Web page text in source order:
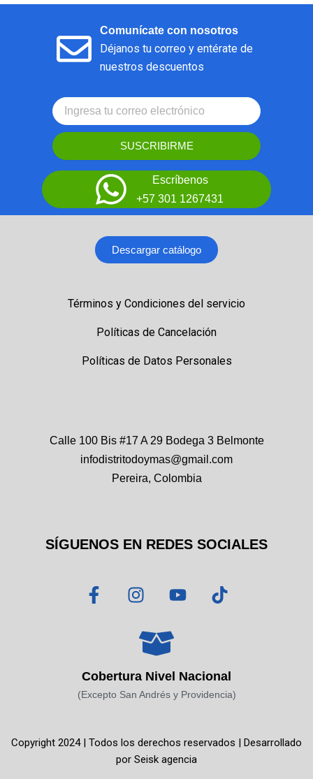
Comunícate con nosotros
Déjanos tu correo y entérate de
nuestros descuentos
SUSCRIBIRME
Escríbenos
+57 301 1267431
Descargar catálogo
Términos y Condiciones del servicio
Políticas de Cancelación
Políticas de Datos Personales
Calle 100 Bis #17 A 29 Bodega 3 Belmonte
infodistritodoymas@gmail.com
Pereira, Colombia
SÍGUENOS EN REDES SOCIALES
F
a
o
o
f
I
n
t
a
g
r
Y
o
b
e
T
i
k
Cobertura Nivel Nacional
(Excepto San Andrés y Providencia)
Copyright 2024 | Todos los derechos reservados | Desarrollado
por Seisk agencia